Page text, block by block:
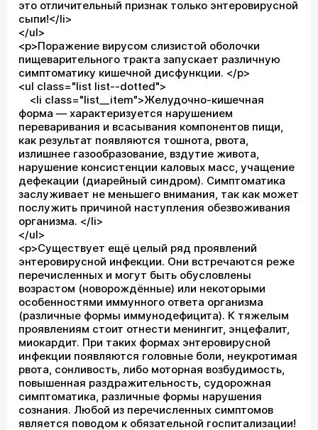
это отличительный признак только энтеровирусной
сыпи!</li>
</ul>
<p>Поражение вирусом слизистой оболочки
пищеварительного тракта запускает различную
симптоматику кишечной дисфункции. </p>
<ul class="list list--dotted">
<li class="list__item">Желудочно-кишечная
форма — характеризуется нарушением
переваривания и всасывания компонентов пищи,
как результат появляются тошнота, рвота,
излишнее газообразование, вздутие живота,
нарушение консистенции каловых масс, учащение
дефекации (диарейный синдром). Симптоматика
заслуживает не меньшего внимания, так как может
послужить причиной наступления обезвоживания
организма. </li>
</ul>
<p>Существует ещё целый ряд проявлений
энтеровирусной инфекции. Они встречаются реже
перечисленных и могут быть обусловлены
возрастом (новорождённые) или некоторыми
особенностями иммунного ответа организма
(различные формы иммунодефицита). К тяжелым
проявлениям стоит отнести менингит, энцефалит,
миокардит. При таких формах энтеровирусной
инфекции появляются головные боли, неукротимая
рвота, сонливость, либо моторная возбудимость,
повышенная раздражительность, судорожная
симптоматика, различные формы нарушения
сознания. Любой из перечисленных симптомов
является поводом к обязательной госпитализации!